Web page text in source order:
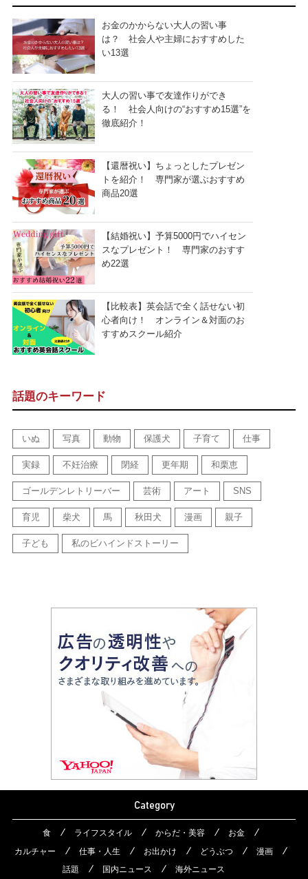
お金のかからない大人の習い事
は？ 社会人や主婦におすすめした
い13選
大人の習い事で友達作りができ
る！ 社会人向けの“おすすめ15選”を
徹底紹介！
【還暦祝い】ちょっとしたプレゼン
トを紹介！ 専門家が選ぶおすすめ
商品20選
【結婚祝い】予算5000円でハイセン
スなプレゼント！ 専門家のおすす
め22選
【比較表】英会話で全く話せない初
心者向け！ オンライン＆対面のお
すすめスクール紹介
話題のキーワード
いぬ 写真 動物 保護犬 子育て 仕事
実録 不妊治療 閉経 更年期 和栗恵
ゴールデンレトリーバー 芸術 アート SNS
育児 柴犬 馬 秋田犬 漫画 親子
子ども 私のビハインドストーリー
Category
食 ライフスタイル からだ・美容
お金
カルチャー
仕事・人生 お出かけ どうぶつ
漫画
話題
国内ニュース 海外ニュース